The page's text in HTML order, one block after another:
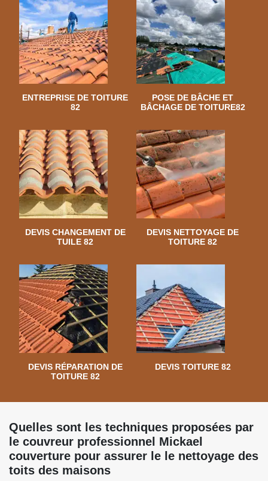
ENTREPRISE DE TOITURE
82
POSE DE BÂCHE ET
BÂCHAGE DE TOITURE82
DEVIS CHANGEMENT DE
TUILE 82
DEVIS NETTOYAGE DE
TOITURE 82
DEVIS RÉPARATION DE
TOITURE 82
DEVIS TOITURE 82
Quelles sont les techniques proposées par
le couvreur professionnel Mickael
couverture pour assurer le le nettoyage des
toits des maisons